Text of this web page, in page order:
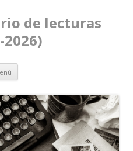
de lecturas
2026)
Ir al contenido